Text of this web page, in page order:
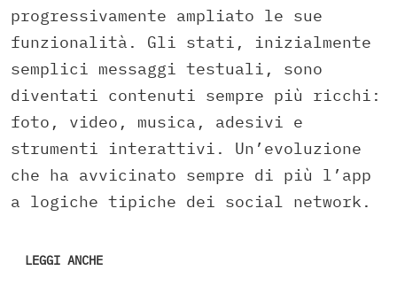
progressivamente ampliato le sue
funzionalità. Gli stati, inizialmente
semplici messaggi testuali, sono
diventati contenuti sempre più ricchi:
foto, video, musica, adesivi e
strumenti interattivi. Un’evoluzione
che ha avvicinato sempre di più l’app
a logiche tipiche dei social network.
LEGGI ANCHE